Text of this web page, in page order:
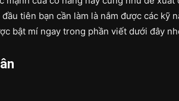
tiên bạn cần làm là nắm được các kỹ
bật mí ngay trong phần viết dưới đây